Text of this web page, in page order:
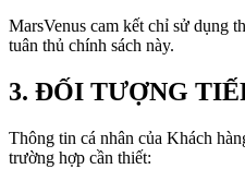
MarsVenus cam kết chỉ sử dụng
tuân thủ chính sách này.
3. ĐỐI TƯỢNG
Thông tin cá nhân của Khách
trường hợp cần thiết: